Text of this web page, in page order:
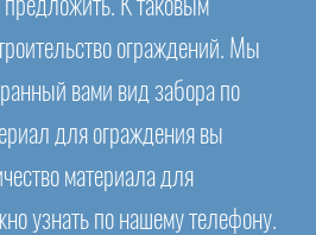
К таковым
ограждений. Мы
вами вид забора по
для ограждения вы
материала для
узнать по нашему телефону.